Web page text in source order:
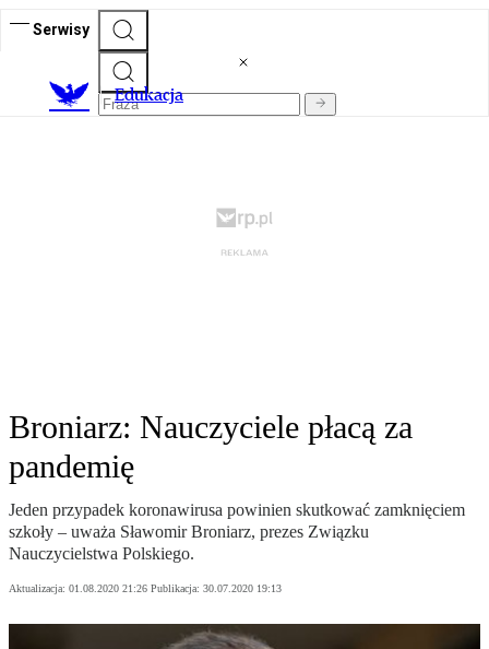
Serwisy
Edukacja
Broniarz: Nauczyciele płacą za
pandemię
Jeden przypadek koronawirusa powinien skutkować zamknięciem
szkoły – uważa Sławomir Broniarz, prezes Związku
Nauczycielstwa Polskiego.
Aktualizacja: 01.08.2020 21:26 Publikacja: 30.07.2020 19:13